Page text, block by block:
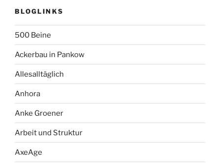
BLOGLINKS
500 Beine
Ackerbau in Pankow
Allesalltäglich
Anhora
Anke Groener
Arbeit und Struktur
AxeAge